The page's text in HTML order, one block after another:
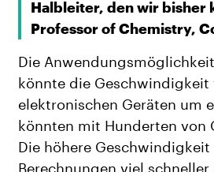
Halbleiter, den wir bisher
Professor of Chemistry,
Die
könnte die
elektronischen Geräten um
könnten mit Hunderten von
Die höhere
Berechnungen viel